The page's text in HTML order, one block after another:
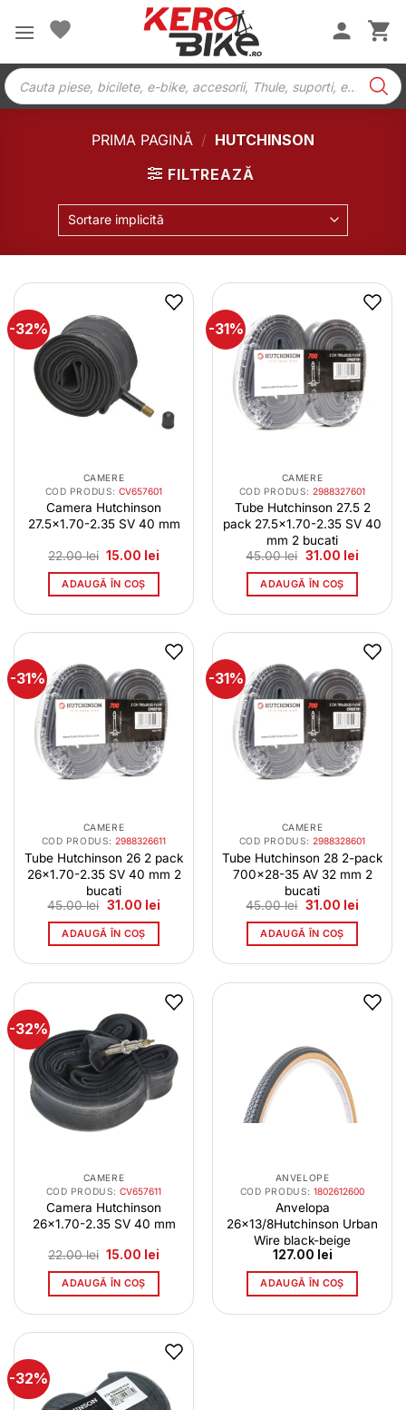
Products
search
PRIMA PAGINĂ / HUTCHINSON
FILTREAZĂ
Sortare implicită
-32%
CAMERE
COD PRODUS:CV657601
Camera Hutchinson
27.5×1.70-2.35 SV 40 mm
22.00lei Prețul
a
fost:
15.00 lei
ADAUGĂ ÎN COȘ
-31%
CAMERE
COD PRODUS:2988327601
Tube Hutchinson 27.5 2
pack 27.5×1.70-2.35 SV 40
mm 2 bucati
45.00lei Prețul
a
fost:
31.00 leiPrețul
ADAUGĂ ÎN COȘ
-31%
CAMERE
COD PRODUS:2988326611
Tube Hutchinson 26 2 pack
26×1.70-2.35 SV 40 mm 2
bucati
45.00lei Prețul
a
fost:
31.00 leiPrețul
ADAUGĂ ÎN COȘ
-31%
CAMERE
COD PRODUS:2988328601
Tube Hutchinson 28 2-pack
700×28-35 AV 32 mm 2
bucati
45.00lei Prețul
a
fost:
31.00 leiPrețul
ADAUGĂ ÎN COȘ
-32%
CAMERE
COD PRODUS:CV657611
Camera Hutchinson
26×1.70-2.35 SV 40 mm
22.00lei Prețul
a
fost:
22.00 lei.
15.00 lei
ADAUGĂ ÎN COȘ
ANVELOPE
COD PRODUS:1802612600
Anvelopa
26×13/8Hutchinson Urban
Wire black-beige
127.00 lei
ADAUGĂ ÎN COȘ
-32%